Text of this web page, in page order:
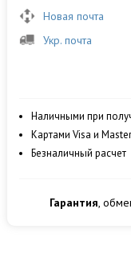
Новая почта
Укр. почта
Наличными при
Картами Visa и
Безналичный расчет
Гарантия,